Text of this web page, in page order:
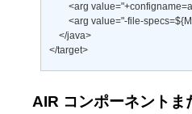
<arg
<arg value="-file-
    </java>
</target>
AIR コンポーネントま